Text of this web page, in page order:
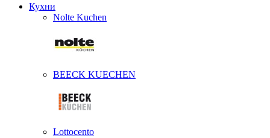
Кухни
Nolte Kuchen
BEECK KUECHEN
Lottocento